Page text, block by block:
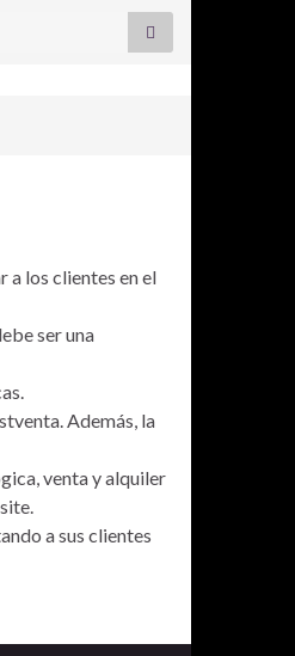
a los clientes en el
ser una
Además, la
venta y alquiler
a sus clientes